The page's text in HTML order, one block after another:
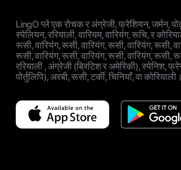
LingO प्ले एक रोचक र अंग्रेजी, फ्रेशियन, जर्मन,
स्पेलियन, ररियाली, वारियम, वारियंग, रूचि, र
रूसी, वारियंग, रूसी, वारियंग, रूसी, वारियंग, रूसी,
रूसी, वारियंग, रूसी, वारियंग, रूसी, वारियंग, रूसी,
ररियाली , अंग्रेजी (ब्रिटिश र अमेरिकी), स्पेनिश,
पोर्तुलिपि), अरबी, रूसी, टर्की, चिनियाँ, वा कोरियाली।